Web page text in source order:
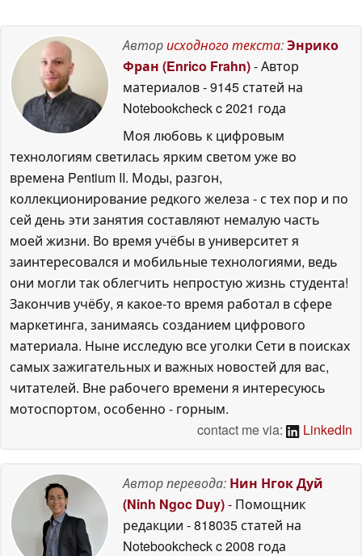
на 2026 год02 January
2026
Авторисходного текста:Энрико
Фран (Enrico Frahn)- Автор
материалов- 9145 статей на
Notebookcheckc 2021 года
Моя любовь к цифровым
технологиям светилась ярким светом уже во
времена Pentium II. Моды, разгон,
коллекционирование редкого железа - с тех пор и по
сей день эти занятия составляют немалую часть
моей жизни. Во время учёбы в университет я
заинтересовался и мобильные технологиями, ведь
они могли так облегчить непростую жизнь студента!
Закончив учёбу, я какое-то время работал в сфере
маркетинга, занимаясь созданием цифрового
материала. Ныне исследую все уголки Сети в поисках
самых зажигательных и важных новостей для вас,
читателей. Вне рабочего времени я интересуюсь
мотоспортом, особенно - горным.
contact me via:
LinkedIn
Автор перевода: Нин Нгок Дуй
(Ninh Ngoc Duy)- Помощник
редакции - 818035 статей на
Notebookcheckc 2008 года